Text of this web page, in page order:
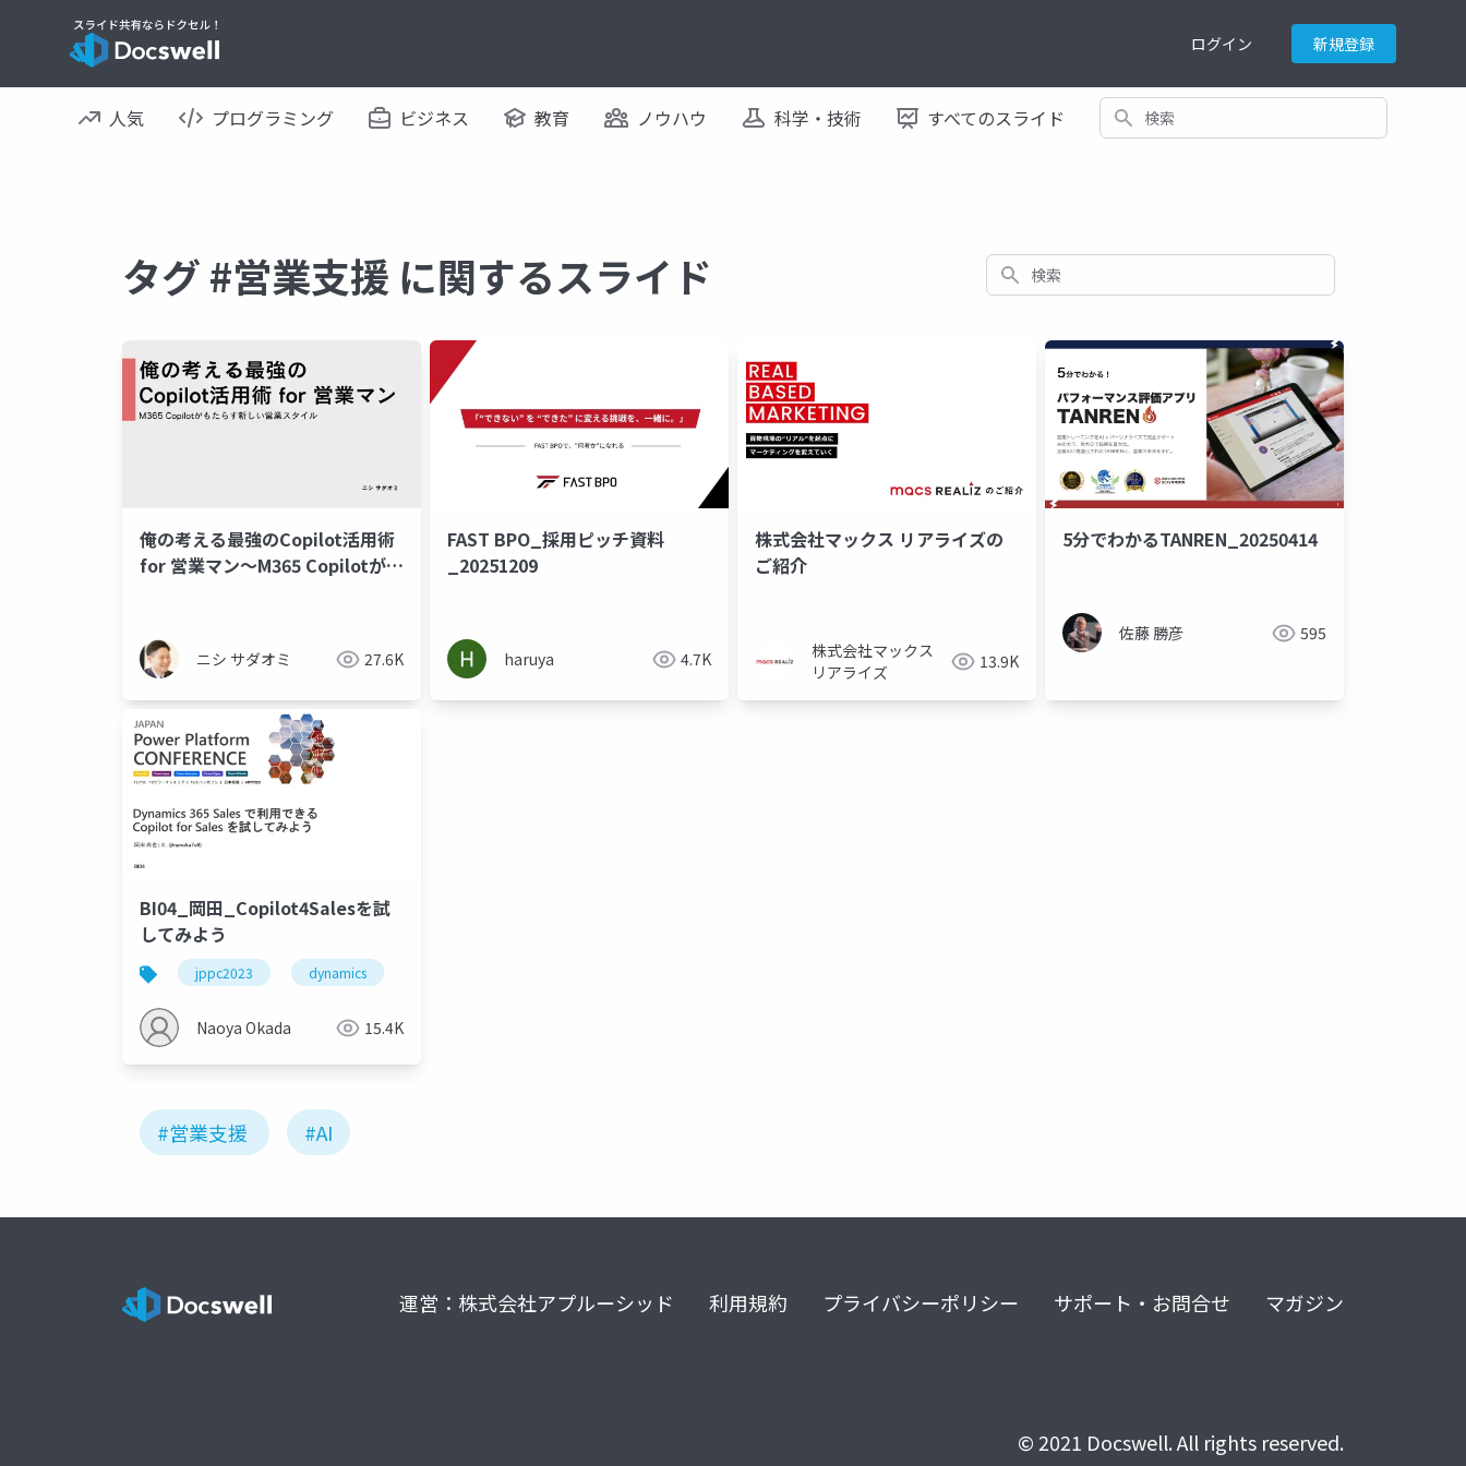
ログイン 新規登録
人気 プログラミング ビジネス 教育 ノウハウ 科学・技術 すべてのスライド 検索
タグ #営業支援 に関するスライド 検索
俺の考える最強のCopilot活用術
for 営業マン～M365 Copilotがも
ニシ サダオミ 27.6K
FAST BPO_採用ピッチ資料
_20251209
haruya 4.7K
株式会社マックス リアライズの
ご紹介
株式会社マックス
リアライズ
13.9K
5分でわかるTANREN_20250414
佐藤 勝彦 595
BI04_岡田_Copilot4Salesを試
してみよう
jppc2023 dynamics
Naoya Okada 15.4K
#営業支援 #AI
運営：株式会社アプルーシッド 利用規約 プライバシーポリシー サポート・お問合せ マガジン
© 2021 Docswell. All rights reserved.